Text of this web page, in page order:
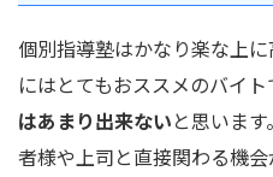
個別指導塾はかなり楽な上
にはとてもおススメのバイト
はあまり出来ないと思いま
者様や上司と直接関わる機